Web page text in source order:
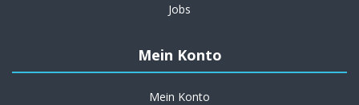
Jobs
Mein Konto
Mein Konto